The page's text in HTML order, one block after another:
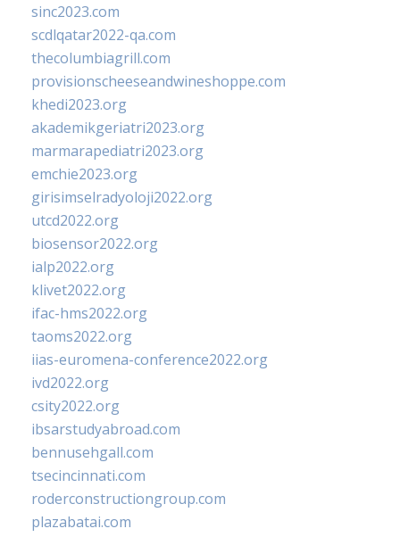
sinc2023.com
scdlqatar2022-qa.com
thecolumbiagrill.com
provisionscheeseandwineshoppe.com
khedi2023.org
akademikgeriatri2023.org
marmarapediatri2023.org
emchie2023.org
girisimselradyoloji2022.org
utcd2022.org
biosensor2022.org
ialp2022.org
klivet2022.org
ifac-hms2022.org
taoms2022.org
iias-euromena-conference2022.org
ivd2022.org
csity2022.org
ibsarstudyabroad.com
bennusehgall.com
tsecincinnati.com
roderconstructiongroup.com
plazabatai.com